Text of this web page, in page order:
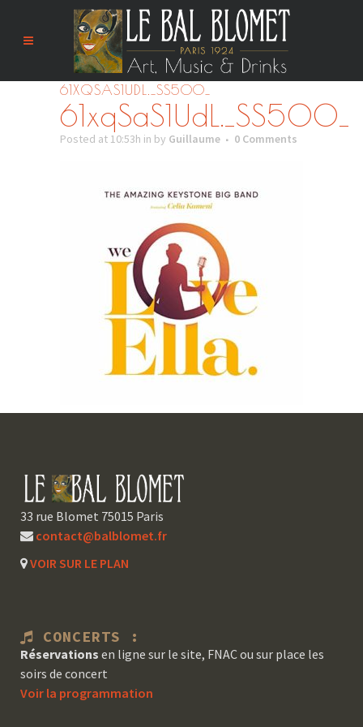
61XQSAS1UDL._SS500_
61xqSaS1UdL._SS500_
Posted at 10:53h in by Guillaume 0 Comments
33 rue Blomet 75015 Paris
contact@balblomet.fr
VOIR SUR LE PLAN
CONCERTS :
Réservations en ligne sur le site, FNAC ou sur place les
soirs de concert
Voir la programmation